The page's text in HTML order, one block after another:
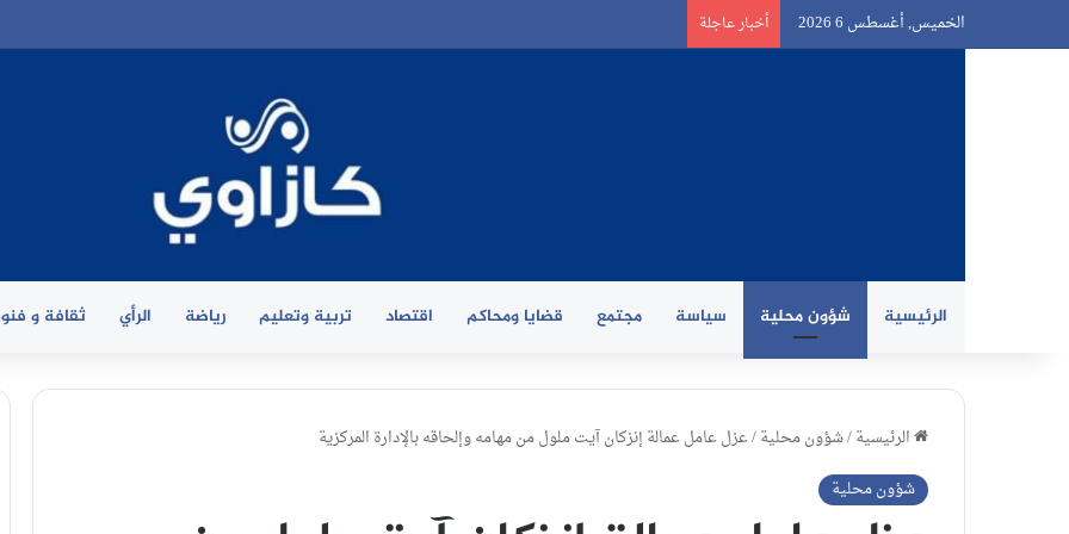
الخميس, أغسطس 6 2026 أخبار عاجلة
الرئيسية شؤون محلية سياسة مجتمع قضايا ومحاكم اقتصاد تربية وتعليم رياضة الرأي ثقافة و
الرئيسية/شؤون محلية/عزل عامل عمالة إنزكان آيت ملول من مهامه وإلحاقه بالإدارة المركزية
شؤون محلية